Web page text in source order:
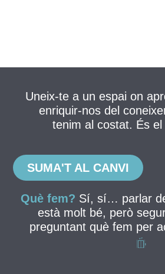
Uneix-te a un espai on
enriquir-nos del
tenim al costat. És el
SUMA'T AL CANVI
Què fem? Sí, sí… parlar
està molt bé, però
preguntant què fem per